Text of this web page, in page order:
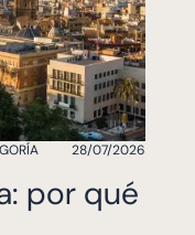
28/07/2026
por qué